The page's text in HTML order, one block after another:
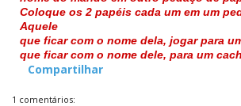
Coloque os 2 papéis cada um em um
Aquele
que ficar com o nome dela, jogar para
que ficar com o nome dele, para um
Compartilhar
1 comentários: